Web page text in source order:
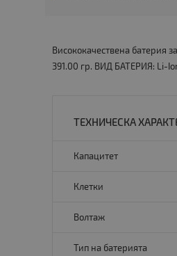
Висококачествена
391.00 гр. ВИД БАТЕРИЯ: Li-
ТЕХНИЧЕСКА
Капацитет
Клетки
Волтаж
Тип на батерията